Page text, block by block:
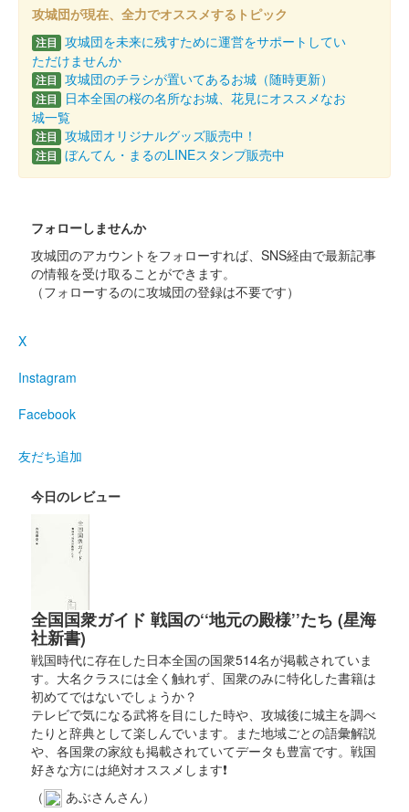
販売された御城印。7月15日より現地販売開始。
長井坂城 御城印 金色版
販売終了
2023年5月3日・4日に開催された「群馬戦国御城印サミット」で
販売された御城印。7月15日より現地販売開始。
長井坂城 御城印
販売終了
100枚限定。
諏訪原寛幸氏が描く上杉謙信公イラストを使用した御城印。100
長井坂城 御城印
39枚限定
長井坂城 御城印 冬限定版
販売終了
地元の書家で無限自在流の武藤氏による揮毫。100枚限定。
長井坂城 御城印 上杉謙信公版
販売終了
諏訪原寛幸氏のイラストを使用した御城印。群馬戦国御城印サミ
攻城団が現在、全力でオススメするトピック
注目 攻城団を未来に残すために運営をサポートしてい
ただけませんか
注目 攻城団のチラシが置いてあるお城（随時更新）
注目
日本全国の桜の名所なお城、花見にオススメなお
城一覧
注目 攻城団オリジナルグッズ販売中！
注目 ぼんてん・まるのLINEスタンプ販売中
フォローしませんか
攻城団のアカウントをフォローすれば、SNS経由で最新記事
の情報を受け取ることができます。
（フォローするのに攻城団の登録は不要です）
X
Instagram
Facebook
友だち追加
今日のレビュー
全国国衆ガイド 戦国の‘‘地元の殿様’’たち (星海
社新書)
戦国時代に存在した日本全国の国衆514名が掲載されていま
す。大名クラスには全く触れず、国衆のみに特化した書籍は
初めてではないでしょうか？
テレビで気になる武将を目にした時や、攻城後に城主を調べ
たりと辞典として楽しんでいます。また地域ごとの語彙解説
や、各国衆の家紋も掲載されていてデータも豊富です。戦国
好きな方には絶対オススメします❗
（
あぶさんさん）